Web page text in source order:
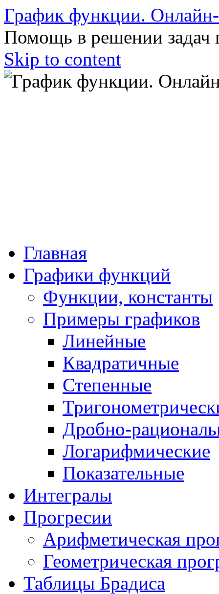
График функции.
Помощь в решении задач
Skip to content
Главная
Графики функций
Функции, константы
Примеры графиков
Линейные
Квадратичные
Степенные
Дробно-
Логарифмические
Показательные
Интегралы
Прогресии
Арифметическая
Геометрическая
Таблицы Брадиса